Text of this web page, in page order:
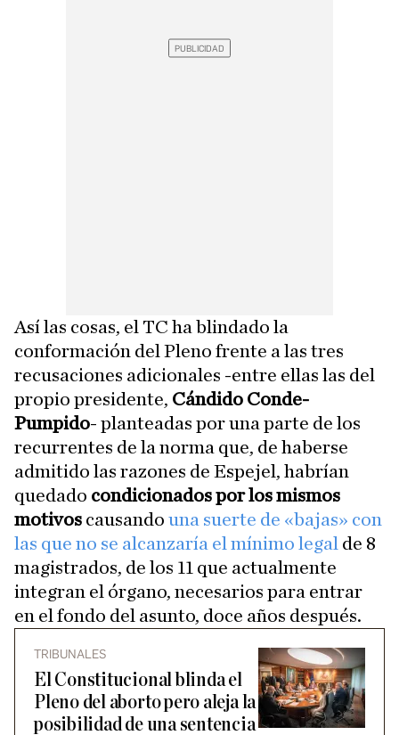
Así las cosas, el TC ha blindado la
conformación del Pleno frente a las tres
recusaciones adicionales -entre ellas las del
propio presidente, Cándido Conde-
Pumpido- planteadas por una parte de los
recurrentes de la norma que, de haberse
admitido las razones de Espejel, habrían
quedado condicionados por los mismos
motivos causando una suerte de «bajas» con
las que no se alcanzaría el mínimo legal de 8
magistrados, de los 11 que actualmente
integran el órgano, necesarios para entrar
en el fondo del asunto, doce años después.
TRIBUNALES
El Constitucional blinda el
Pleno del aborto pero aleja la
posibilidad de una sentencia